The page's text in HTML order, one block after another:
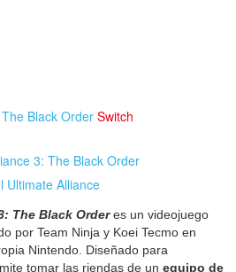
Black Order Switch
3: The Black Order
Ultimate Alliance
The Black Orderes un videojuego
por Team Ninja y Koei Tecmo en
Nintendo. Diseñado para
tomar las riendas de unequipo de